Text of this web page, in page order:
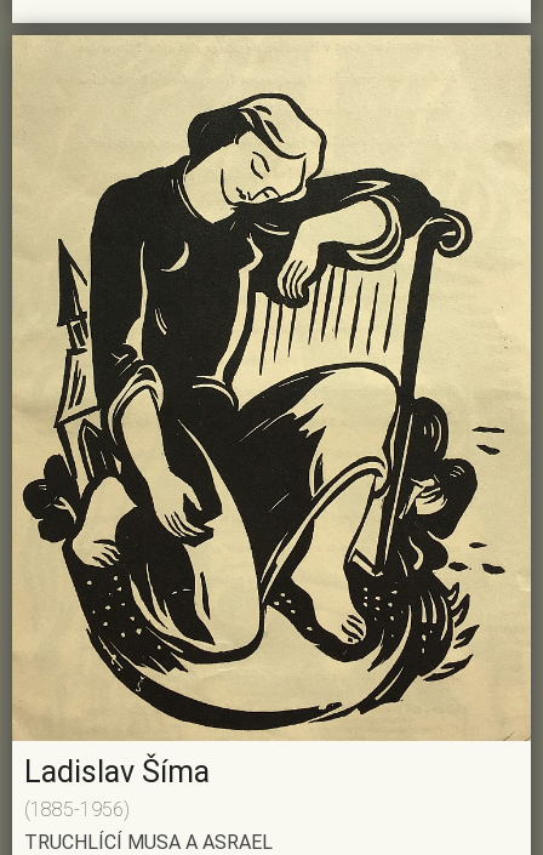
Ladislav Šíma
(1885-1956)
TRUCHLÍCÍ MUSA A ASRAEL